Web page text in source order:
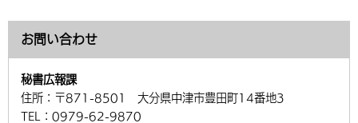
お問い合わせ
秘書広報課
住所： 〒871-8501 大分県中津市豊田町14番地3
TEL： 0979-62-9870